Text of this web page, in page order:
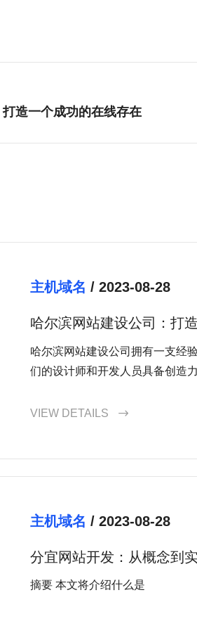
造一个成功的在线存在
主机域名/ 2023-08-28
哈尔滨网站建设公司：打
哈尔滨网站建设公司拥有一支经
们的设计师和开发人员具备创造
们注重细节，确保网站在视觉上
VIEW DETAILS 
主机域名/ 2023-08-28
分宜网站开发：从概念到
摘要 本文将介绍什么是